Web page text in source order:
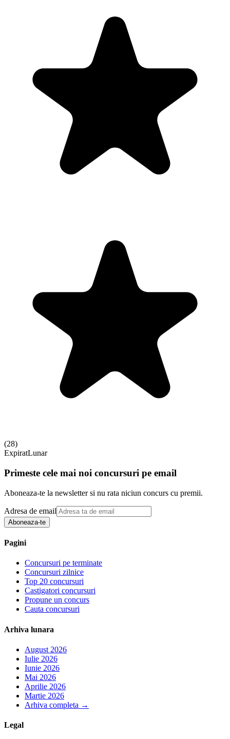
(28)
ExpiratLunar
Primeste cele mai noi concursuri pe email
Aboneaza-te la newsletter si nu rata niciun concurs cu premii.
Adresa de email
Aboneaza-te
Pagini
Concursuri pe terminate
Concursuri zilnice
Top 20 concursuri
Castigatori concursuri
Propune un concurs
Cauta concursuri
Arhiva lunara
August 2026
Iulie 2026
Iunie 2026
Mai 2026
Aprilie 2026
Martie 2026
Arhiva completa →
Legal